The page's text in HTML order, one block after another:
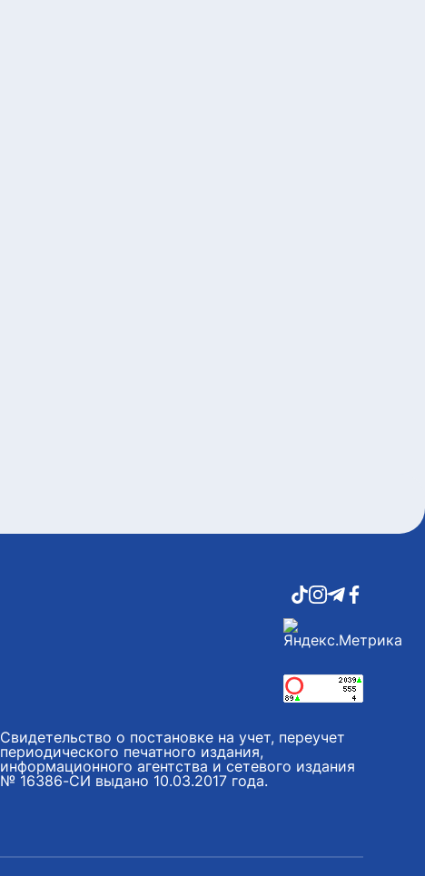
Свидетельство о постановке на учет, переучет
периодического печатного издания,
информационного агентства и сетевого издания
№ 16386-СИ выдано 10.03.2017 года.